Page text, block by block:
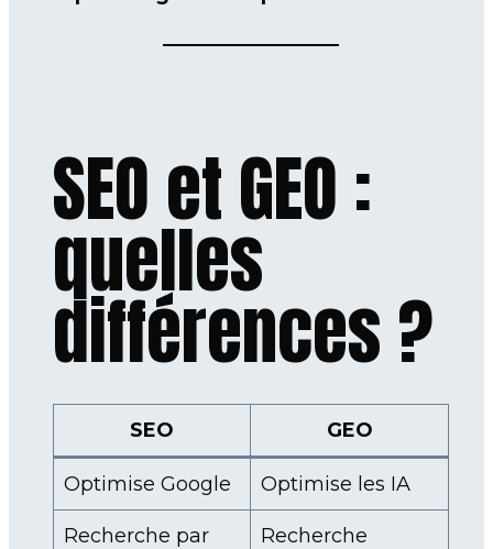
SEO et GEO :
quelles
différences ?
SEO GEO
Optimise Google Optimise les IA
Recherche par
Recherche